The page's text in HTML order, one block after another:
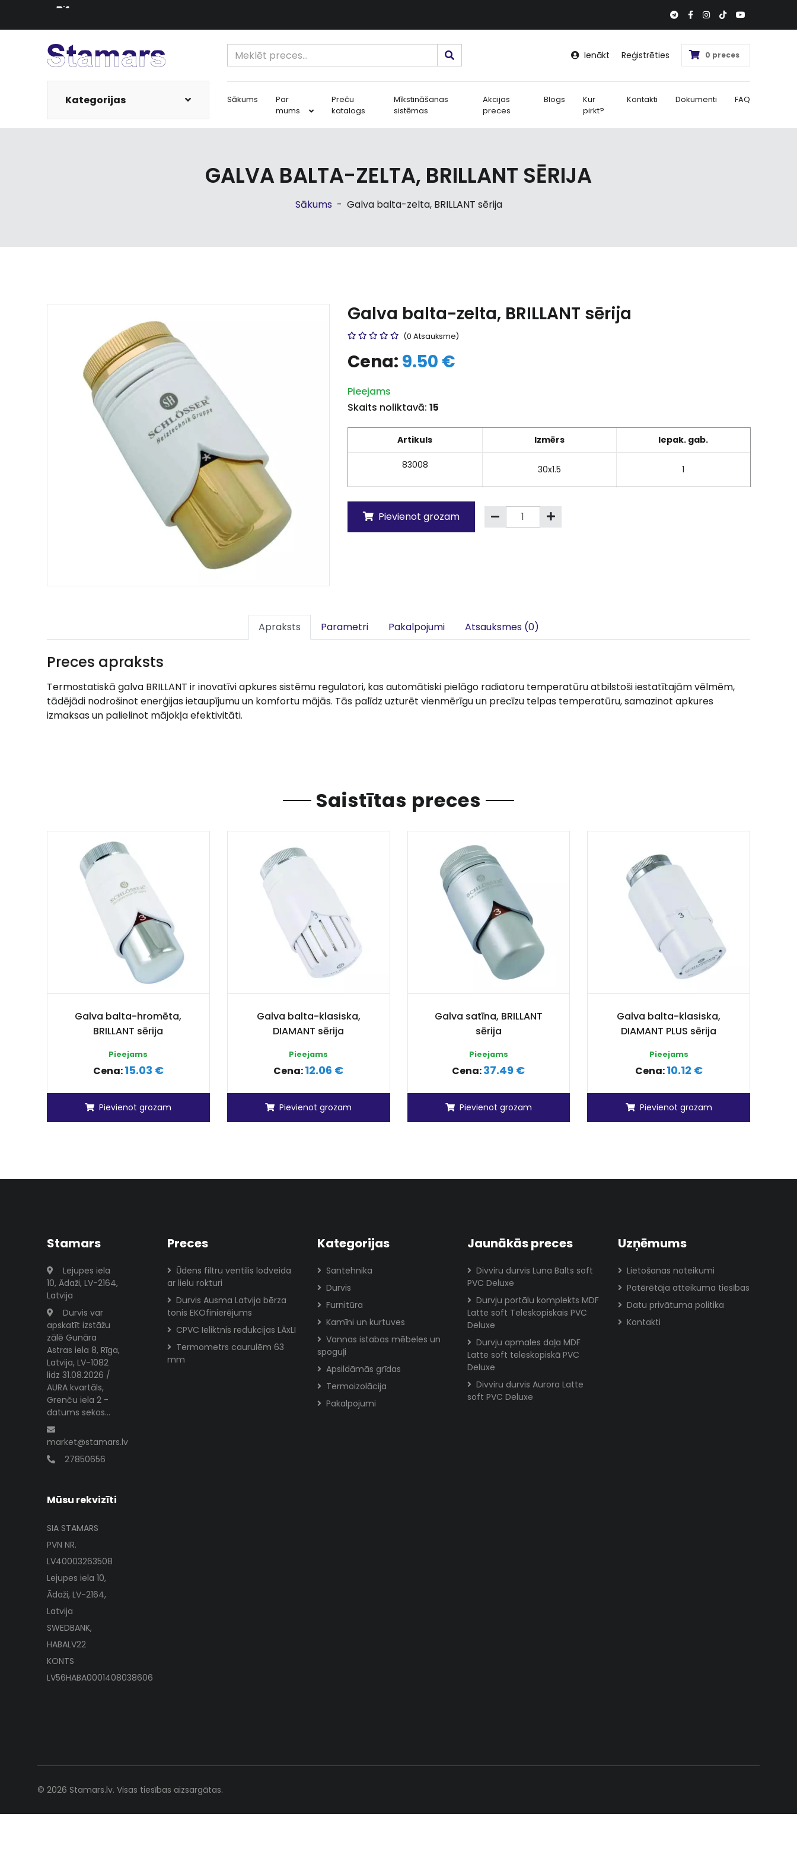
Ienākt Reģistrēties 0 preces
Kategorijas Sākums
Par
mums
Preču
katalogs
Mīkstināšanas
sistēmas
Akcijas
preces
Blogs
Kur
pirkt?
Kontakti Dokumenti FAQ
GALVA BALTA-ZELTA, BRILLANT SĒRIJA
Sākums - Galva balta-zelta, BRILLANT sērija
Galva balta-zelta, BRILLANT sērija
(0 Atsauksme)
Cena: 9.50 €
Pieejams
Skaits noliktavā: 15
Artikuls Izmērs Iepak. gab.
83008 30x1.5 1
Pievienot grozam
Apraksts Parametri Pakalpojumi Atsauksmes (0)
Preces apraksts
Termostatiskā galva BRILLANT ir inovatīvi apkures sistēmu regulatori, kas automātiski pielāgo radiatoru temperatūru atbilstoši iestatītajām vēlmēm,
tādējādi nodrošinot enerģijas ietaupījumu un komfortu mājās. Tās palīdz uzturēt vienmērīgu un precīzu telpas temperatūru, samazinot apkures
izmaksas un palielinot mājokļa efektivitāti.
Saistītas preces
Galva balta-hromēta,
BRILLANT sērija
Pieejams
Cena:15.03 €
Pievienot grozam
Galva balta-klasiska,
DIAMANT sērija
Pieejams
Cena:12.06 €
Pievienot grozam
Galva satīna, BRILLANT
sērija
Pieejams
Cena:37.49 €
Pievienot grozam
Galva balta-klasiska,
DIAMANT PLUS sērija
Pieejams
Cena:10.12 €
Pievienot grozam
Stamars
Lejupes iela
10, Ādaži, LV-2164,
Latvija
Durvis var
apskatīt izstāžu
zālē Gunāra
Astras iela 8, Rīga,
Latvija, LV-1082
lidz 31.08.2026 /
AURA kvartāls,
Grenču iela 2 -
datums sekos...
market@stamars.lv
27850656
Mūsu rekvizīti
SIA STAMARS
PVN NR.
LV40003263508
Lejupes iela 10,
Ādaži, LV-2164,
Latvija
SWEDBANK,
HABALV22
KONTS
LV56HABA0001408038606
Preces
Ūdens filtru ventilis lodveida
ar lielu rokturi
Durvis Ausma Latvija bērza
tonis EKOfinierējums
CPVC Ieliktnis redukcijas LĀxLI
Termometrs caurulēm 63
mm
Kategorijas
Santehnika
Durvis
Furnitūra
Kamīni un kurtuves
Vannas istabas mēbeles un
spoguļi
Apsildāmās grīdas
Termoizolācija
Pakalpojumi
Jaunākās preces
Divviru durvis Luna Balts soft
PVC Deluxe
Durvju portālu komplekts MDF
Latte soft Teleskopiskais PVC
Deluxe
Durvju apmales daļa MDF
Latte soft teleskopiskā PVC
Deluxe
Divviru durvis Aurora Latte
soft PVC Deluxe
Uzņēmums
Lietošanas noteikumi
Patērētāja atteikuma tiesības
Datu privātuma politika
Kontakti
© 2026 Stamars.lv. Visas tiesības aizsargātas.